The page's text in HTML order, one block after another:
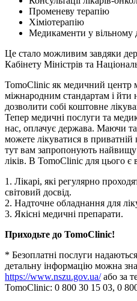
Променеву терапію
Хіміотерапію
Медикаменти у вільному
Це стало можливим завдяки
Кабінету Міністрів та
TomoClinic як медичний центр
міжнародним стандартам і йти
дозволити собі коштовне
Тепер медичні послуги та
нас, оплачує держава. Маючи
можете лікуватися в приватній
тут вам запропонують найвищу
ліків. В TomoClinic для цього є
1. Лікарі, які регулярно
світовий досвід.
2. Надточне обладнання для
3. Якісні медичні препарати.
Приходьте до TomoClinic!
* Безоплатні послуги
детальну інформацію можна
https://www.nszu.gov.ua/або за
TomoClinic: 0 800 30 15 03, 0